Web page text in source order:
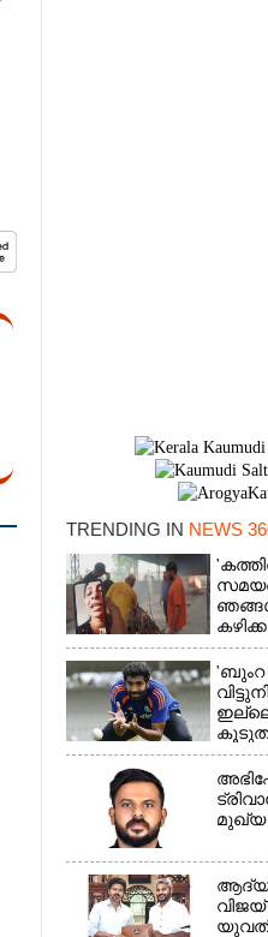
TRENDING IN NEWS
മക്കൾ
'ബുംറ
താരം
മുഖ്യ
ആദ്യ
വിജയ്
×